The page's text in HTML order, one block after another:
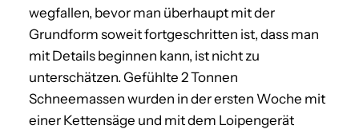
wegfallen, bevor man überhaupt mit der
Grundform soweit fortgeschritten ist, dass man
mit Details beginnen kann, ist nicht zu
unterschätzen. Gefühlte 2 Tonnen
Schneemassen wurden in der ersten Woche mit
einer Kettensäge und mit dem Loipengerät